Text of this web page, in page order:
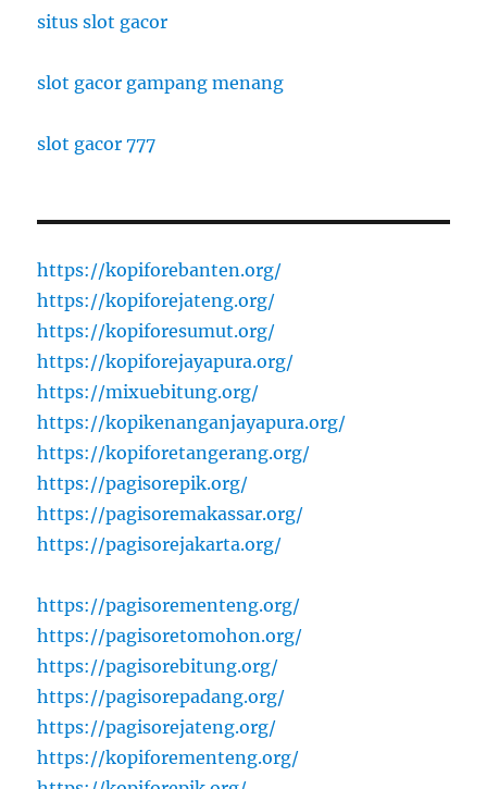
situs slot gacor
slot gacor gampang menang
slot gacor 777
https://kopiforebanten.org/
https://kopiforejateng.org/
https://kopiforesumut.org/
https://kopiforejayapura.org/
https://mixuebitung.org/
https://kopikenanganjayapura.org/
https://kopiforetangerang.org/
https://pagisorepik.org/
https://pagisoremakassar.org/
https://pagisorejakarta.org/
https://pagisorementeng.org/
https://pagisoretomohon.org/
https://pagisorebitung.org/
https://pagisorepadang.org/
https://pagisorejateng.org/
https://kopiforementeng.org/